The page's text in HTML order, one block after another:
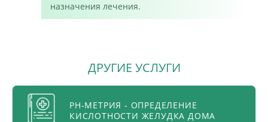
назначения лечения.
ДРУГИЕ УСЛУГИ
PH-МЕТРИЯ - ОПРЕДЕЛЕНИЕ
КИСЛОТНОСТИ ЖЕЛУДКА ДОМА